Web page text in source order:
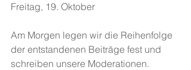
Freitag, 19. Oktober
Am Morgen legen wir die Reihenfolge
der entstandenen Beiträge fest und
schreiben unsere Moderationen.